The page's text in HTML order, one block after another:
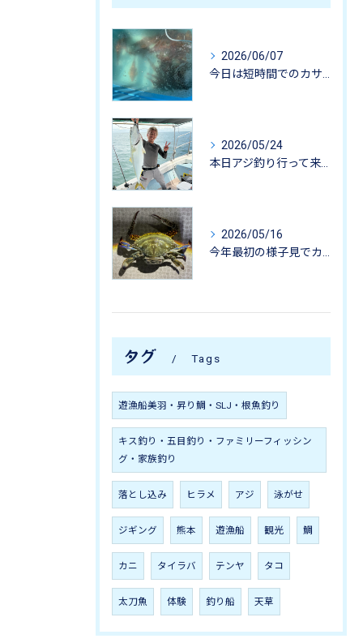
2026/06/07
2026/05/24
2026/05/16
タグ Tags
遊漁船美羽・昇り鯛・SLJ・根魚釣り
キス釣り・五目釣り・ファミリーフィッシン
グ・家族釣り
落とし込み ヒラメ アジ 泳がせ
ジギング 熊本 遊漁船 観光 鯛
カニ タイラバ テンヤ タコ
太刀魚 体験 釣り船 天草